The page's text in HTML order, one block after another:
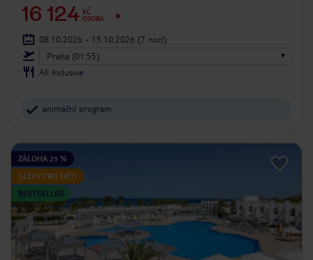
16 124 KČ
OSOBA
08.10.2026 - 15.10.2026 (7 nocí)
Praha (01:55)
All Inclusive
animační program
ZÁLOHA 25 %
SLEVY PRO DĚTI
BESTSELLER